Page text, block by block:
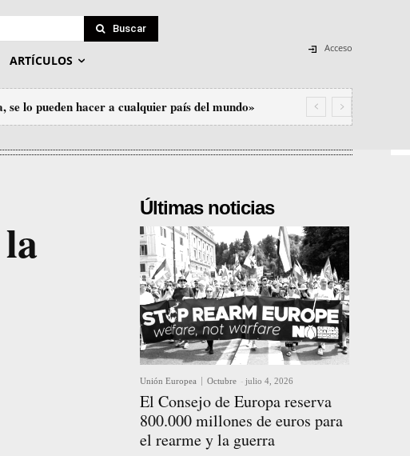
Buscar
ARTÍCULOS
Acceso
lo pueden hacer a cualquier país del mundo»
Últimas noticias
Unión Europea Octubre - julio 4, 2026
El Consejo de Europa reserva
800.000 millones de euros para
el rearme y la guerra